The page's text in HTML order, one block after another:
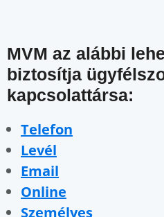
MVM az alábbi
biztosítja
kapcsolattársa:
Telefon
Levél
Email
Online
Személyes